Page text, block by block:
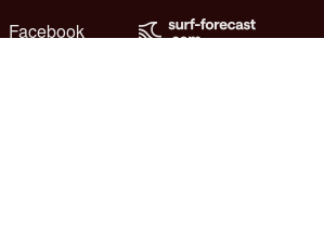
Facebook